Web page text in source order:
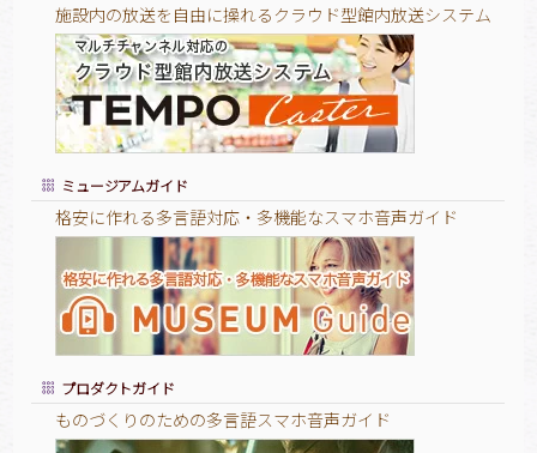
施設内の放送を自由に操れるクラウド型館内放送システム
ミュージアムガイド
格安に作れる多言語対応・多機能なスマホ音声ガイド
プロダクトガイド
ものづくりのための多言語スマホ音声ガイド